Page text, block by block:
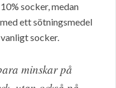
socker, medan
ett sötningsmedel
socker.
minskar på